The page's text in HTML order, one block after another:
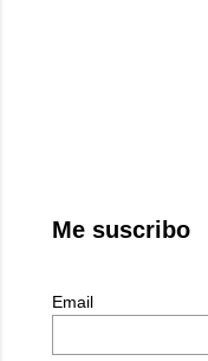
Me suscribo
Email